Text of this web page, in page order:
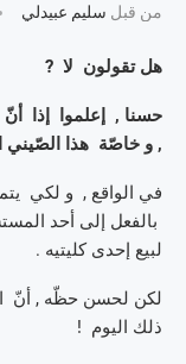
من قبل سليم عبيدلي
هل تقولون لا ?
حسنا , إعلموا إذا
, و خاصّة هذا
بالفعل إلى أحد
لبيع إحدى كليتيه .
لكن لحسن حظّه , أنّ
ذلك اليوم !